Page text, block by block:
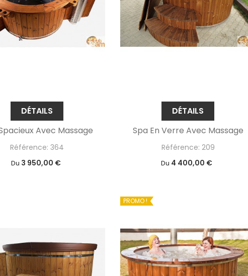
DÉTAILS
Avec Massage
Référence: 364
Du 3 950,00 €
DÉTAILS
Spa En Verre Avec Massage
Référence: 209
Du 4 400,00 €
PROMO !